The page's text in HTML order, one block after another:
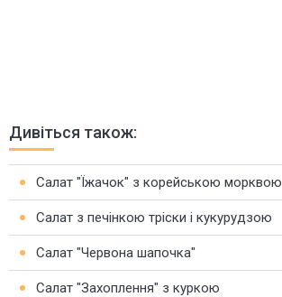
Дивіться також:
Салат "Їжачок" з корейською морквою
Салат з печінкою тріски і кукурудзою
Салат "Червона шапочка"
Салат "Захоплення" з куркою